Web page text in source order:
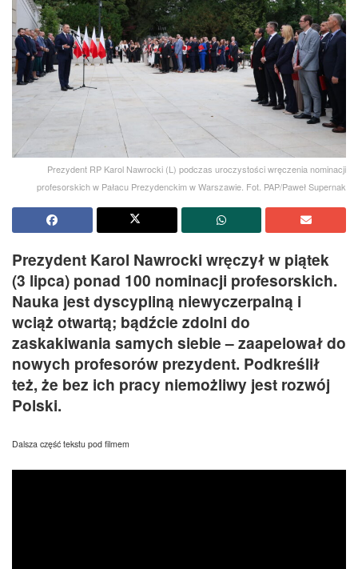
Prezydent RP Karol Nawrocki (L) podczas uroczystości wręczenia nominacji
profesorskich w Pałacu Prezydenckim w Warszawie. Fot. PAP/Paweł Supernak
Prezydent Karol Nawrocki wręczył w piątek
(3 lipca) ponad 100 nominacji profesorskich.
Nauka jest dyscypliną niewyczerpalną i
wciąż otwartą; bądźcie zdolni do
zaskakiwania samych siebie – zaapelował do
nowych profesorów prezydent. Podkreślił
też, że bez ich pracy niemożliwy jest rozwój
Polski.
Dalsza część tekstu pod filmem